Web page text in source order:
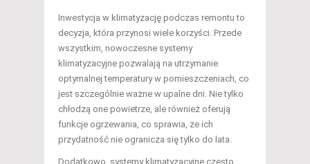
Inwestycja w klimatyzację podczas remontu to
decyzja, która przynosi wiele korzyści. Przede
wszystkim, nowoczesne systemy
klimatyzacyjne pozwalają na utrzymanie
optymalnej temperatury w pomieszczeniach, co
jest szczególnie ważne w upalne dni. Nie tylko
chłodzą one powietrze, ale również oferują
funkcje ogrzewania, co sprawia, że ich
przydatność nie ogranicza się tylko do lata.
Dodatkowo, systemy klimatyzacyjne często